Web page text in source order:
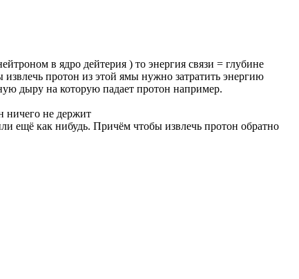
в ядро дейтерия ) то энергия связи = глубине
протон из этой ямы нужно затратить энергию
дыру на которую падает протон например.
ничего не держит
ещё как нибудь. Причём чтобы извлечь протон обратно